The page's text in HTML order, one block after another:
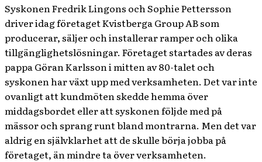
Syskonen Fredrik Lingons och Sophie Pettersson
driver idag företaget Kvistberga Group AB som
producerar, säljer och installerar ramper och olika
tillgänglighetslösningar. Företaget startades av deras
pappa Göran Karlsson i mitten av 80-talet och
syskonen har växt upp med verksamheten. Det var inte
ovanligt att kundmöten skedde hemma över
middagsbordet eller att syskonen följde med på
mässor och sprang runt bland montrarna. Men det var
aldrig en självklarhet att de skulle börja jobba på
företaget, än mindre ta över verksamheten.